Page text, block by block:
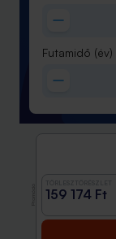
Futamidő (év)
159 174 Ft